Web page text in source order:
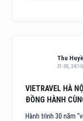
Thu
21:05, 24/
VIETRAVEL HÀ
ĐỒNG HÀNH
Hành trình 30 năm